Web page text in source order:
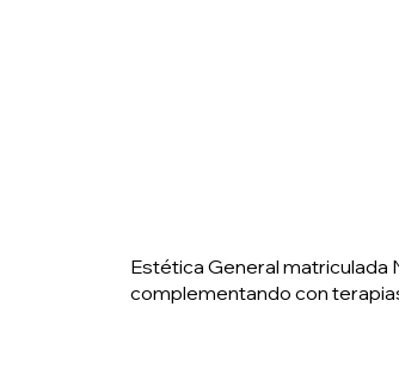
Estética General matriculada
complementando con